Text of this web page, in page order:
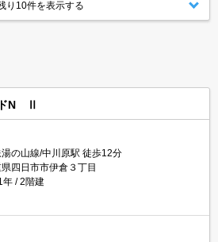
り10件を表示する
ドN Ⅱ
の山線/中川原駅 徒歩12分
四日市市伊倉３丁目
年
2階建